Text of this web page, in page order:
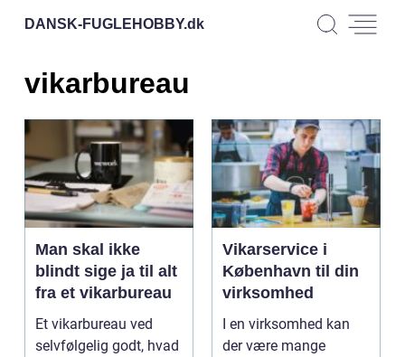
DANSK-FUGLEHOBBY.dk
vikarbureau
Man skal ikke
blindt sige ja til alt
fra et vikarbureau
Et vikarbureau ved
selvfølgelig godt, hvad
Vikarservice i
København til din
virksomhed
I en virksomhed kan
der være mange